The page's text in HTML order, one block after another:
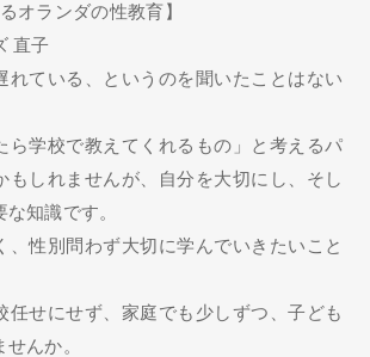
オランダの性教育】
直子
れている、というのを聞いたことはない
ら学校で教えてくれるもの」と考えるパ
もしれませんが、自分を大切にし、そし
知識です。
、性別問わず大切に学んでいきたいこと
任せにせず、家庭でも少しずつ、子ども
んか。